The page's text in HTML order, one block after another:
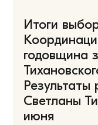
Итоги
годовщина
Светланы
июня